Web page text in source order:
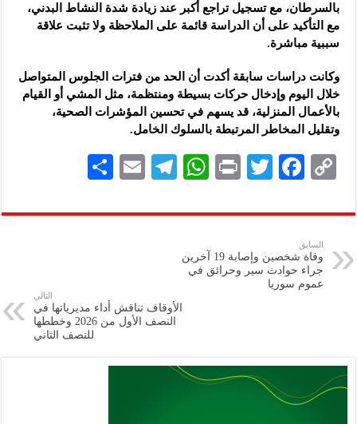
بالسرطان، مع تسجيل تراجع أكبر عند زيادة شدة النشاط البدني،
مع التأكيد على أن الدراسة قائمة على الملاحظة ولا تثبت علاقة
سببية مباشرة.
وكانت دراسات سابقة أكدت أن الحد من فترات الجلوس المتواصل
خلال اليوم وإدخال حركات بسيطة ومنتظمة، مثل المشي أو القيام
بالأعمال المنزلية، قد يسهم في تحسين المؤشرات الصحية،
وتقليل المخاطر المرتبطة بالسلوك الخامل.
C
p
y
Li
n
F
eb
k
T
tt
P
nt
W
at
A
p
p
Te
gr
E
ai
ar
السابق
وفاة شخصين وإصابة 19 آخرين
جراء حوادث سير ‏وحرائق في
عموم سوريا
التالي
الأوقاف تناقش أداء مديرياتها في
النصف الأول من 2026 وخططها
للنصف الثاني